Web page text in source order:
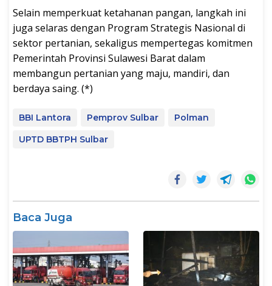
Selain memperkuat ketahanan pangan, langkah ini
juga selaras dengan Program Strategis Nasional di
sektor pertanian, sekaligus mempertegas komitmen
Pemerintah Provinsi Sulawesi Barat dalam
membangun pertanian yang maju, mandiri, dan
berdaya saing. (*)
BBI Lantora Pemprov Sulbar
Polman
UPTD BBTPH Sulbar
Baca Juga